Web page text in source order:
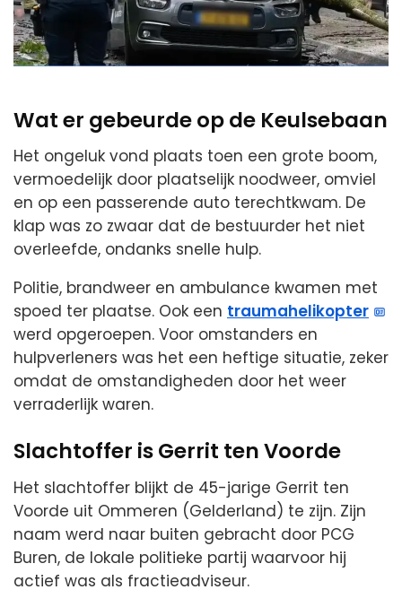
Wat er gebeurde op de Keulsebaan
Het ongeluk vond plaats toen een grote boom,
vermoedelijk door plaatselijk noodweer, omviel
en op een passerende auto terechtkwam. De
klap was zo zwaar dat de bestuurder het niet
overleefde, ondanks snelle hulp.
Politie, brandweer en ambulance kwamen met
spoed ter plaatse. Ook een traumahelikopter
werd opgeroepen. Voor omstanders en
hulpverleners was het een heftige situatie, zeker
omdat de omstandigheden door het weer
verraderlijk waren.
Slachtoffer is Gerrit ten Voorde
Het slachtoffer blijkt de 45-jarige Gerrit ten
Voorde uit Ommeren (Gelderland) te zijn. Zijn
naam werd naar buiten gebracht door PCG
Buren, de lokale politieke partij waarvoor hij
actief was als fractieadviseur.